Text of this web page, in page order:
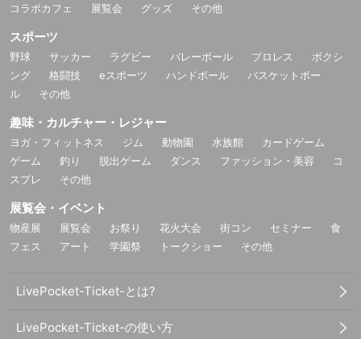
コラボカフェ 展覧会 グッズ その他
スポーツ
野球 サッカー ラグビー バレーボール プロレス
ボクシ
ング
格闘技 eスポーツ ハンドボール
バスケットボー
ル
その他
趣味・カルチャー・レジャー
ヨガ・フィットネス ジム 動物園 水族館
カードゲーム
ゲーム
釣り 脱出ゲーム ダンス ファッション・美容
コ
スプレ
その他
展覧会・イベント
物産展 展覧会 お祭り 花火大会 街コン セミナー
食
フェス
アート 学園祭 トークショー その他
LivePocket-Ticket-とは?
LivePocket-Ticket-の使い方